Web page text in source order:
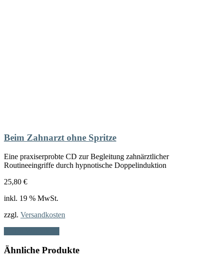
Beim Zahnarzt ohne Spritze
Eine praxiserprobte CD zur Begleitung zahnärztlicher
Routineeingriffe durch hypnotische Doppelinduktion
25,80 €
inkl. 19 % MwSt.
zzgl. Versandkosten
Ähnliche Produkte